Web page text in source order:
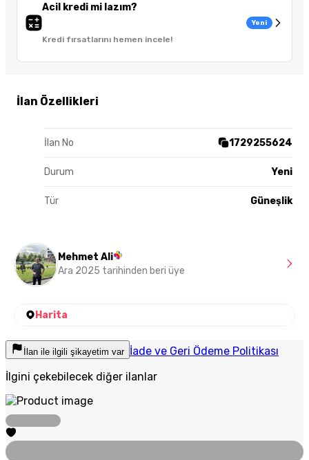
Acil kredi mi lazım?
Kredi fırsatlarını hemen incele!
Yeni
İlan Özellikleri
İlan No 1729255624
Durum Yeni
Tür Güneşlik
Mehmet Ali
Ara 2025 tarihinden beri üye
Harita
İlan ile ilgili şikayetim var İade ve Geri Ödeme Politikası
İlgini çekebilecek diğer ilanlar